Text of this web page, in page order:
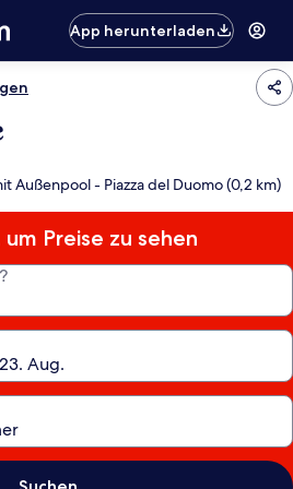
App herunterladen
Außenpool - Piazza del Duomo (0,2 km)
Preise zu sehen